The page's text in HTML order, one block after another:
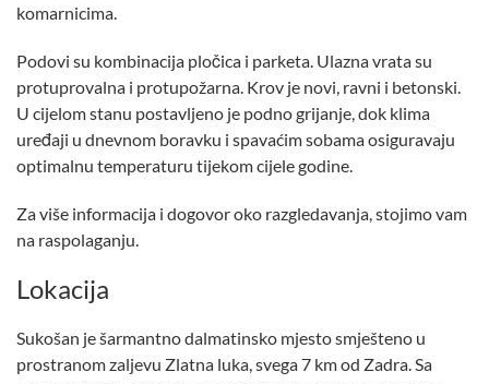
komarnicima.
Podovi su kombinacija pločica i parketa. Ulazna vrata su
protuprovalna i protupožarna. Krov je novi, ravni i betonski.
U cijelom stanu postavljeno je podno grijanje, dok klima
uređaji u dnevnom boravku i spavaćim sobama osiguravaju
optimalnu temperaturu tijekom cijele godine.
Za više informacija i dogovor oko razgledavanja, stojimo vam
na raspolaganju.
Lokacija
Sukošan je šarmantno dalmatinsko mjesto smješteno u
prostranom zaljevu Zlatna luka, svega 7 km od Zadra. Sa